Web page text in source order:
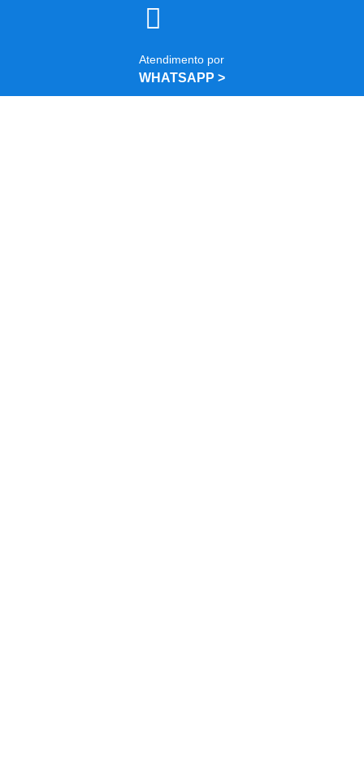
projeto, instalação e suporte contínuo, para atender às
necessidades específicas da indústria.
Tecnologia Utilizada
Atendimento por
WHATSAPP >